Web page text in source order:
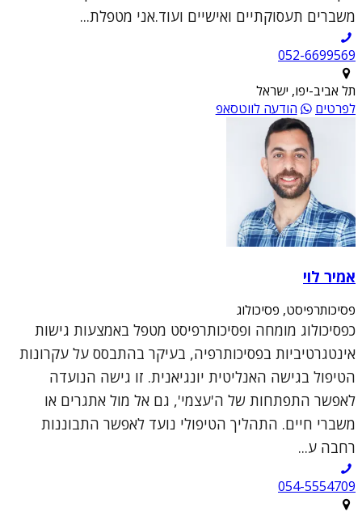
משברים תעסוקתיים ואישיים ועוד.אני מטפלת...
052-6699569
תל אביב-יפו, ישראל
לפרטים
הודעה לווטסאפ
אמיר לוי
פסיכותרפיסט, פסיכולוג
כפסיכולוג מומחה ופסיכותרפיסט מטפל באמצעות גישות
אינטגרטיביות בפסיכותרפיה, בעיקר בהתבסס על עקרונות
הטיפול בגישה האנליטית יונגיאנית. זו גישה הנועדה
לאפשר התפתחות של ה'עצמי', גם אל מול אתגרים או
משברי חיים. התהליך הטיפולי נועד לאפשר התבוננות
רחבה ע...
054-5554709